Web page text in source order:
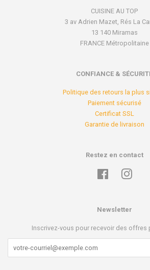
CUISINE AU TOP
3 av Adrien Mazet, Rés La
13 140 Miramas
FRANCE Métropolitaine
CONFIANCE &
Politique des retours la plus
Paiement sécurisé
Certificat SSL
Garantie de livraison
Restez en contact
Facebook
Newsletter
Inscrivez-vous pour recevoir des offres